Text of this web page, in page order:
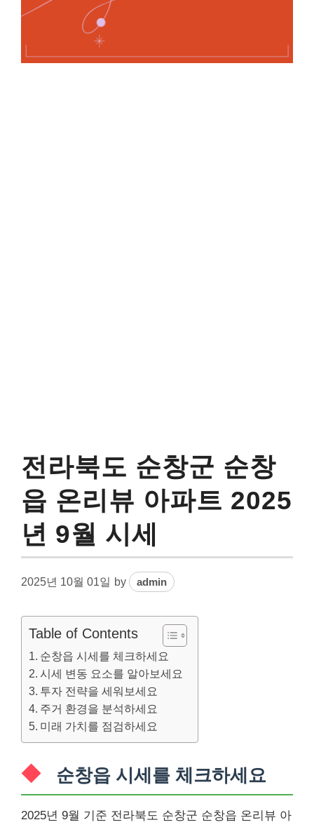
전라북도 순창군 순창
읍 온리뷰 아파트 2025
년 9월 시세
2025년 10월 01일 by admin
Table of Contents
순창읍 시세를 체크하세요
시세 변동 요소를 알아보세요
투자 전략을 세워보세요
주거 환경을 분석하세요
미래 가치를 점검하세요
순창읍 시세를 체크하세요
2025년 9월 기준 전라북도 순창군 순창읍 온리뷰 아